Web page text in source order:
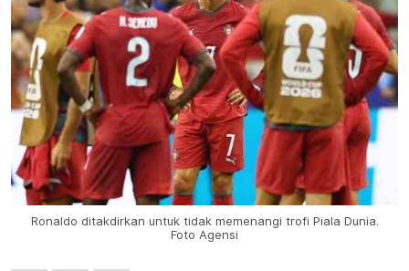
Ronaldo ditakdirkan untuk tidak memenangi trofi Piala Dunia.
Foto Agensi